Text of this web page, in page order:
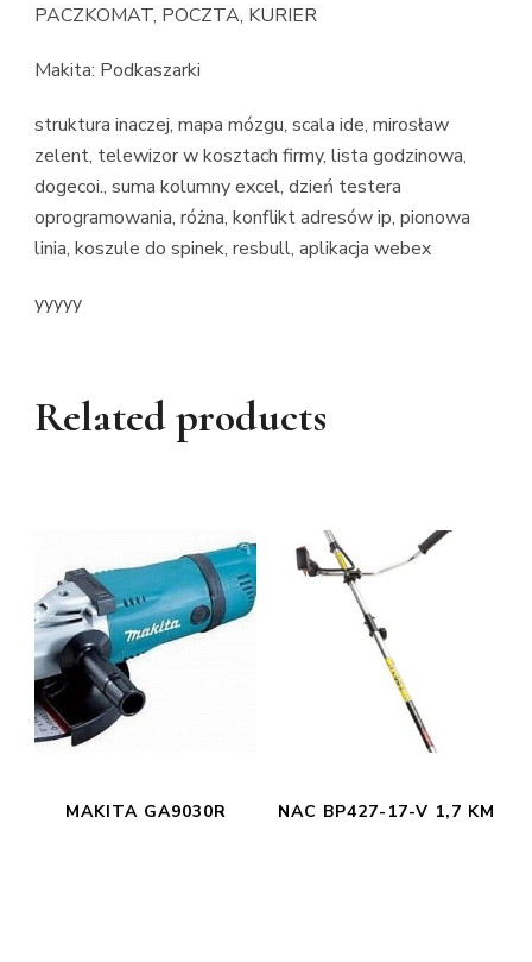
PACZKOMAT, POCZTA, KURIER
Makita: Podkaszarki
struktura inaczej, mapa mózgu, scala ide, mirosław
zelent, telewizor w kosztach firmy, lista godzinowa,
dogecoi., suma kolumny excel, dzień testera
oprogramowania, różna, konflikt adresów ip, pionowa
linia, koszule do spinek, resbull, aplikacja webex
yyyyy
Related products
MAKITA GA9030R NAC BP427-17-V 1,7 KM